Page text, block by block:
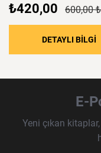
₺420,00 600,00 ₺
DETAYLI BİLGİ
E-
Yeni çıkan